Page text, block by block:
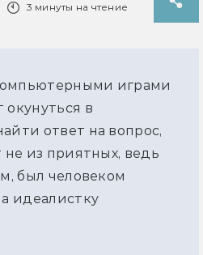
3 минуты на чтение
играми
в
ответ на вопрос,
не из приятных, ведь
был человеком
идеалистку